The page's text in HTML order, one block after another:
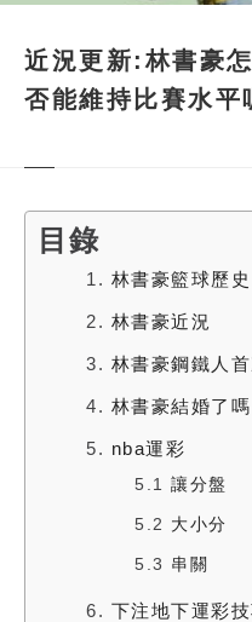
近況更新:林書豪
否能維持比賽水平
目錄
1. 林書豪籃球歷史
2. 林書豪近況
3. 林書豪鋼鐵人
4. 林書豪結婚了嗎
5. nba運彩
5.1 讓分盤
5.2 大小分
5.3 串關
6. 下注地下運彩技